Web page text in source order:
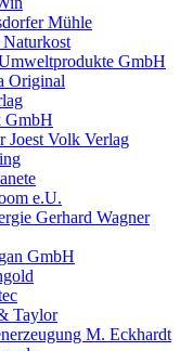
Mühle
GmbH
Original
GmbH
Joest Volk Verlag
e.U.
Gerhard Wagner
GmbH
Taylor
M. Eckhardt